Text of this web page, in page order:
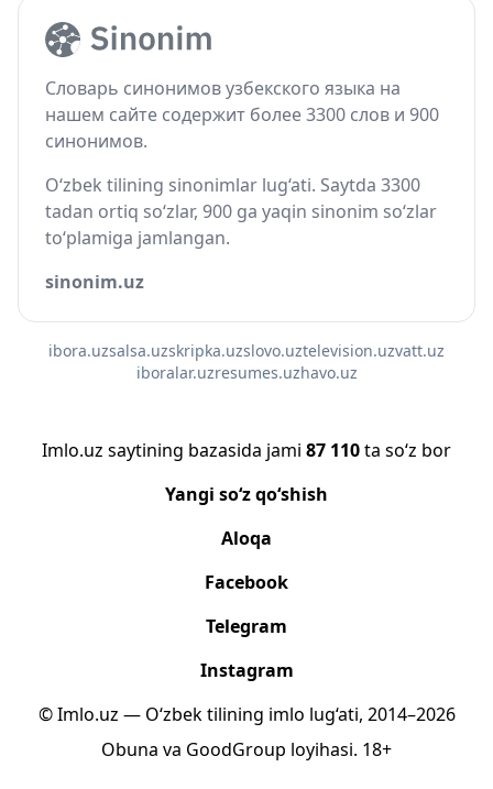
Словарь синонимов узбекского языка на
нашем сайте содержит более 3300 слов и 900
синонимов.
O‘zbek tilining sinonimlar lug‘ati. Saytda 3300
tadan ortiq so‘zlar, 900 ga yaqin sinonim so‘zlar
to‘plamiga jamlangan.
sinonim.uz
ibora.uzsalsa.uzskripka.uzslovo.uztelevision.uzvatt.uz
iboralar.uzresumes.uzhavo.uz
Imlo.uz saytining bazasida jami 87 110ta so‘z bor
Yangi so‘z qo‘shish
Aloqa
Facebook
Telegram
Instagram
© Imlo.uz — O‘zbek tilining imlo lug‘ati, 2014–2026
Obuna va GoodGroup loyihasi. 18+